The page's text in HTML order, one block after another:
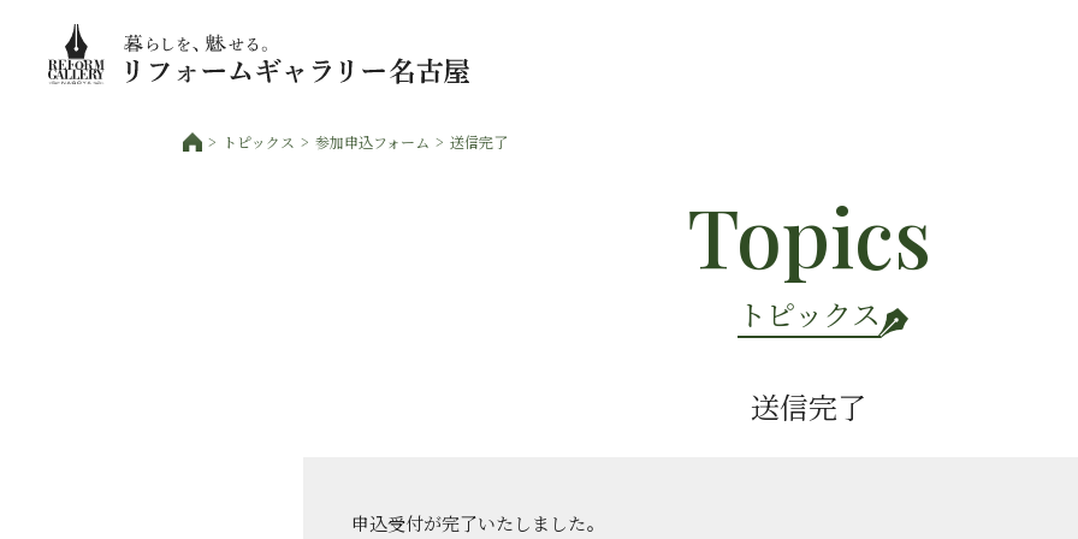
トピックス 参加申込フォーム 送信完了
トピックス
Topics
送信完了
申込受付が完了いたしました。